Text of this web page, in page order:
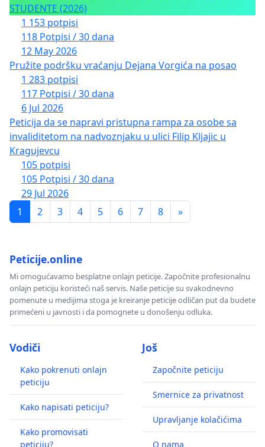
STUDENTE (2026)
1 153 potpisi
118 Potpisi / 30 dana
12 May 2026
Pružite podršku vraćanju Dejana Vorgića na posao
1 283 potpisi
117 Potpisi / 30 dana
6 Jul 2026
Peticija da se napravi pristupna rampa za osobe sa
invaliditetom na nadvoznjaku u ulici Filip Kljajic u
Kragujevcu
105 potpisi
105 Potpisi / 30 dana
29 Jul 2026
1
2 3 4 5 6 7 8 »
Peticije.online
Mi omogućavamo besplatne onlajn peticije. Započnite profesionalnu
onlajn peticiju koristeći naš servis. Naše peticije su svakodnevno
pomenute u medijima stoga je kreiranje peticije odličan put da budete
primećeni u javnosti i da pomognete u donošenju odluka.
Vodiči
Kako pokrenuti onlajn
peticiju
Kako napisati peticiju?
Kako promovisati
peticiju?
Još
Započnite peticiju
Smernice za privatnost
Upravljanje kolačićima
O nama